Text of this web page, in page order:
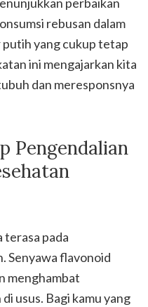
rebusan dalam
yang cukup tetap
ini mengajarkan kita
dan meresponsnya
Pengendalian
terasa pada
Senyawa flavonoid
menghambat
usus. Bagi kamu yang